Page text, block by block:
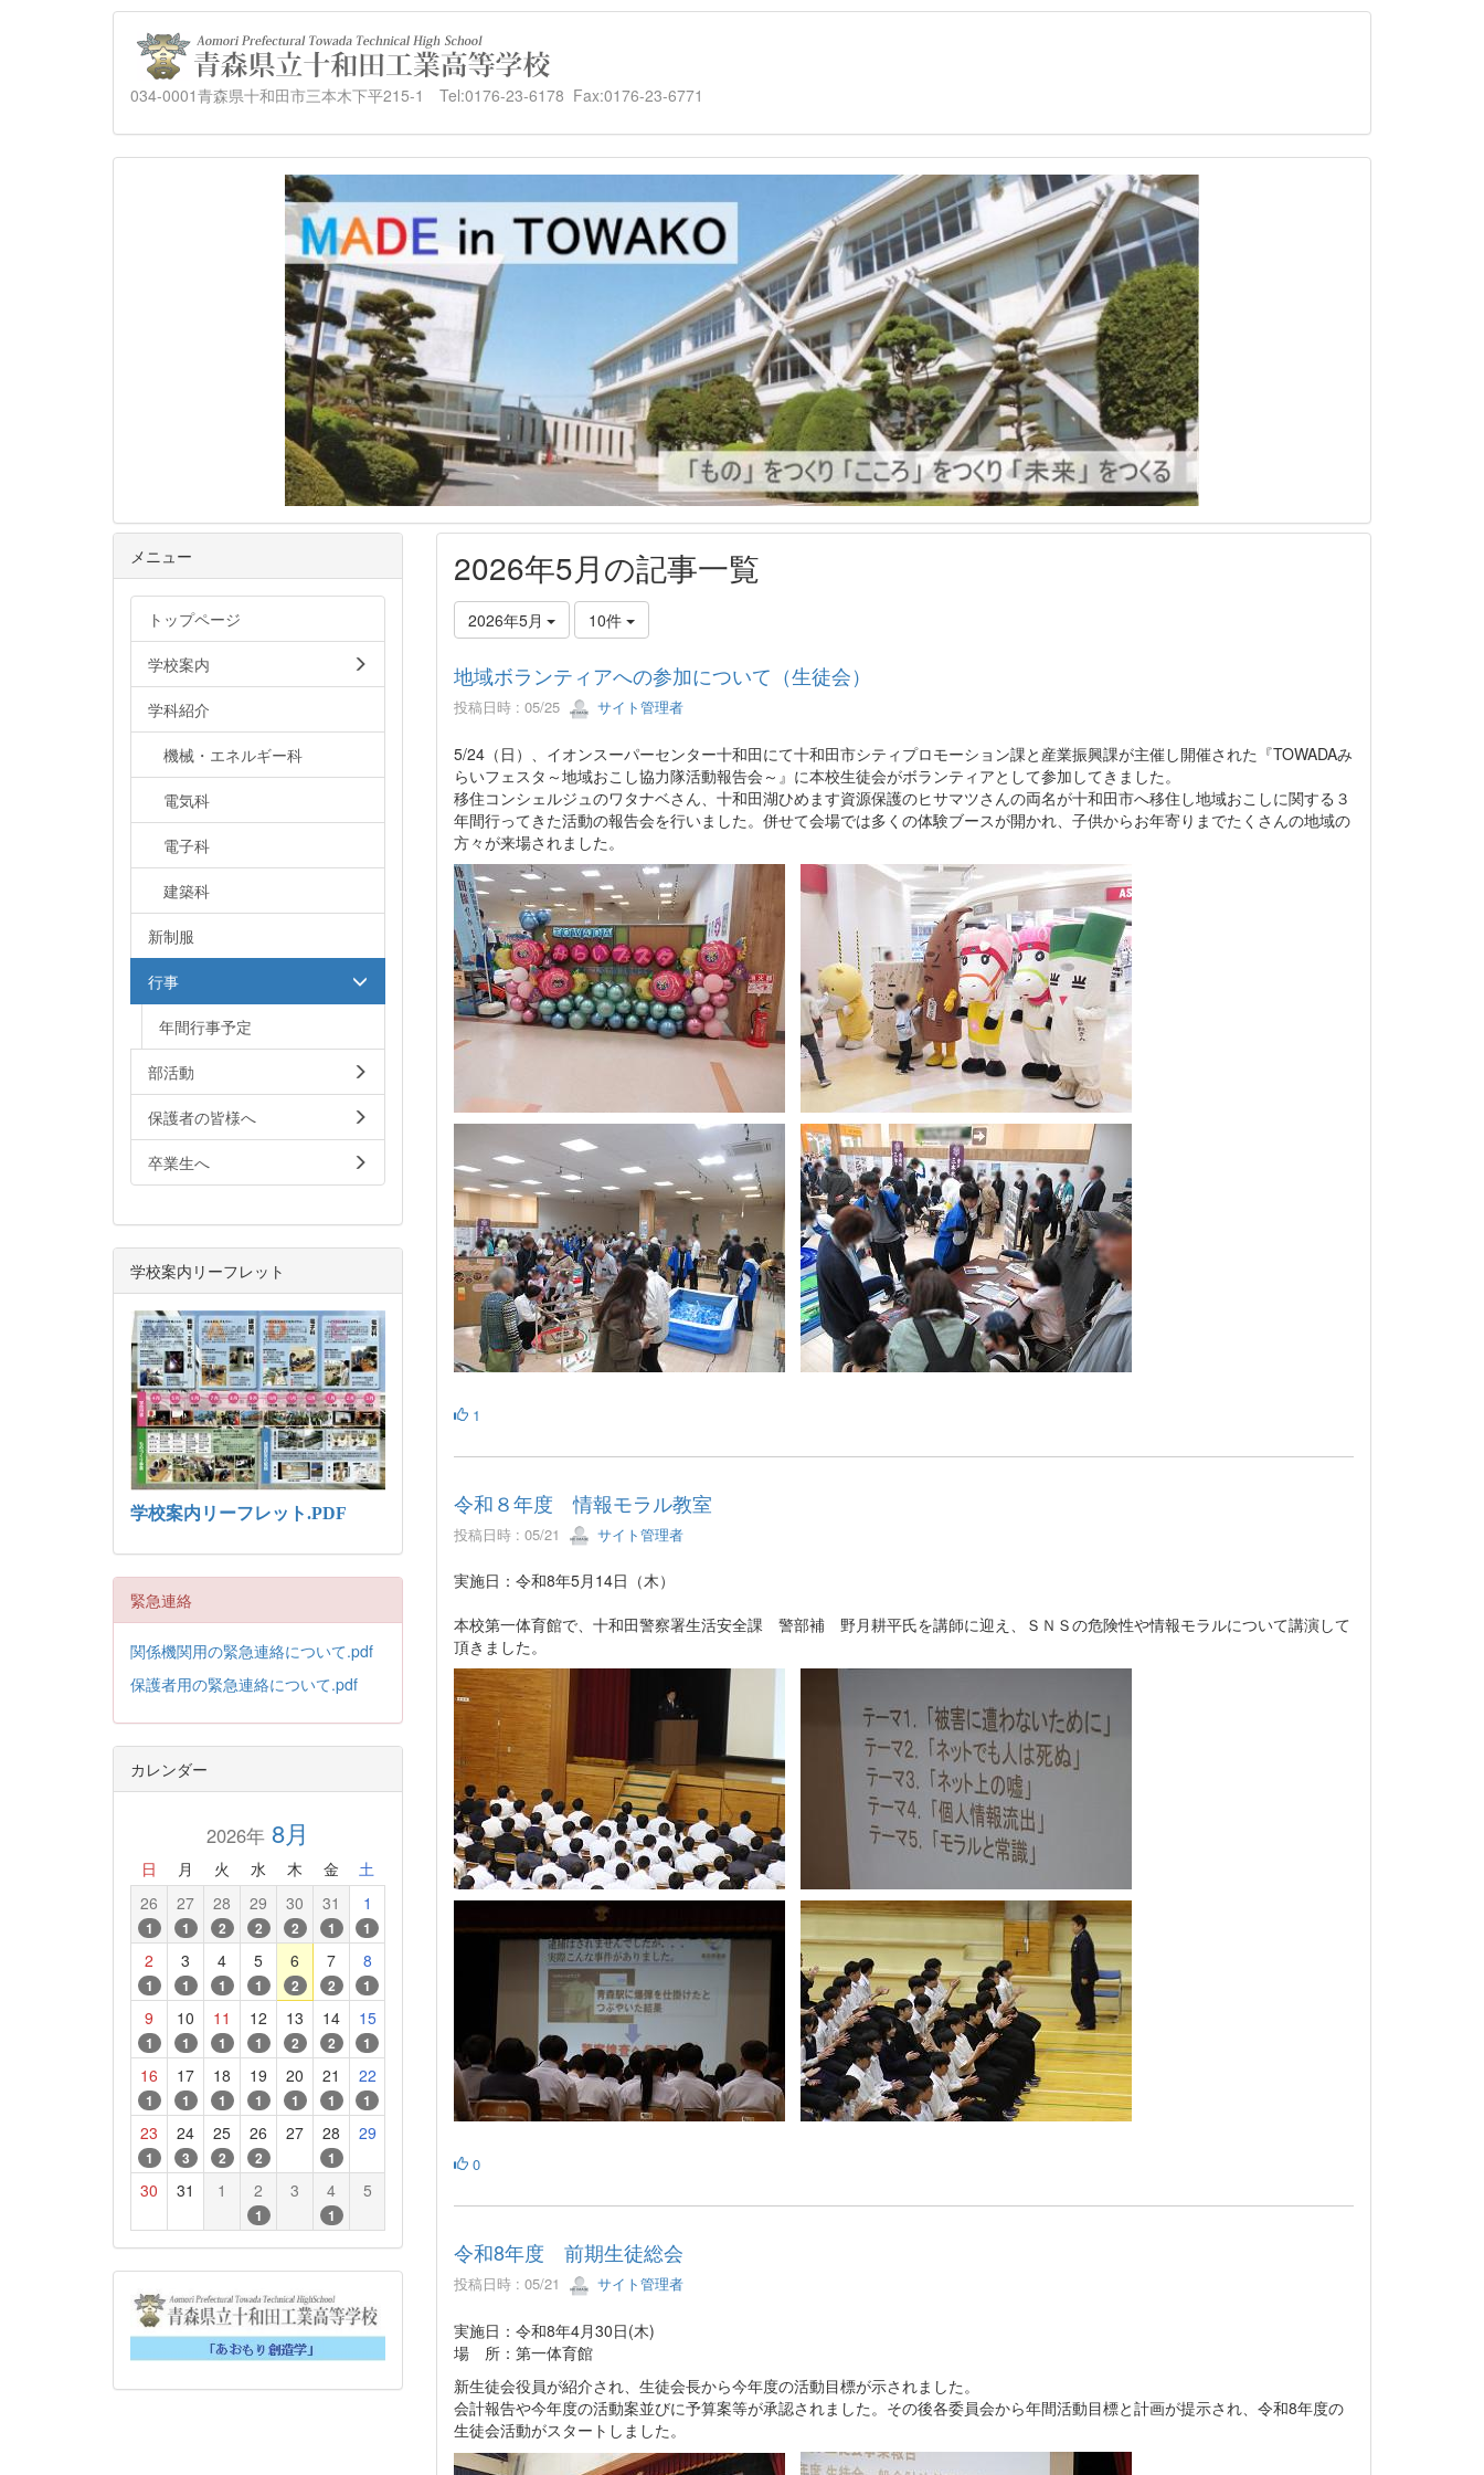
034-0001青森県十和田市三本木下平215-1 Tel:0176-23-6178 Fax:0176-23-6771
2026年5月の記事一覧
2026年5月 10件
地域ボランティアへの参加について（生徒会）
投稿日時 : 05/25 サイト管理者
5/24（日）、イオンスーパーセンター十和田にて十和田市シティプロモーション課と産業振興課が主催し開催された『TOWADAみ
らいフェスタ～地域おこし協力隊活動報告会～』に本校生徒会がボランティアとして参加してきました。
移住コンシェルジュのワタナベさん、十和田湖ひめます資源保護のヒサマツさんの両名が十和田市へ移住し地域おこしに関する３
年間行ってきた活動の報告会を行いました。併せて会場では多くの体験ブースが開かれ、子供からお年寄りまでたくさんの地域の
方々が来場されました。
1
令和８年度 情報モラル教室
投稿日時 : 05/21 サイト管理者
実施日：令和8年5月14日（木）
本校第一体育館で、十和田警察署生活安全課 警部補 野月耕平氏を講師に迎え、ＳＮＳの危険性や情報モラルについて講演して
頂きました。
0
令和8年度 前期生徒総会
投稿日時 : 05/21 サイト管理者
実施日：令和8年4月30日(木)
場 所：第一体育館
新生徒会役員が紹介され、生徒会長から今年度の活動目標が示されました。
会計報告や今年度の活動案並びに予算案等が承認されました。その後各委員会から年間活動目標と計画が提示され、令和8年度の
生徒会活動がスタートしました。
メニュー
トップページ
学校案内
学科紹介
機械・エネルギー科
電気科
電子科
建築科
新制服
行事
年間行事予定
部活動
保護者の皆様へ
卒業生へ
学校案内リーフレット
学校案内リーフレット.PDF
緊急連絡
関係機関用の緊急連絡について.pdf
保護者用の緊急連絡について.pdf
カレンダー
2026年8月
日 月 火 水 木 金 土
26
1
27
1
28
2
29
2
30
2
31
1
1
1
2
1
3
1
4
1
5
1
6
2
7
2
8
1
9
1
10
1
11
1
12
1
13
2
14
2
15
1
16
1
17
1
18
1
19
1
20
1
21
1
22
1
23
1
24
3
25
2
26
2
27 28
1
29
30 31 1 2
1
3 4
1
5